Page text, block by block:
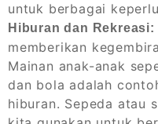
untuk berbagai
Hiburan dan Rekreasi:
memberikan
Mainan anak-anak
dan bola adalah
hiburan. Sepeda atau